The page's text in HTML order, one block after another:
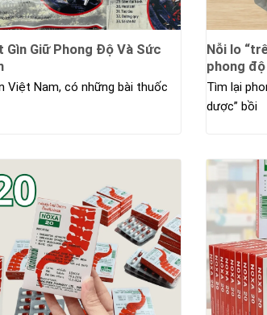
Gìn Giữ Phong Độ Và Sức
Việt Nam, có những bài thuốc
Nỗi lo
phong
Tìm lại
dược” bồi